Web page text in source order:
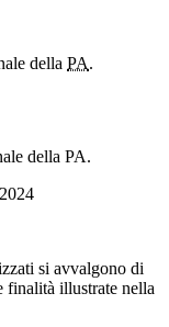
della PA.
della PA.
si avvalgono di
finalità illustrate nella